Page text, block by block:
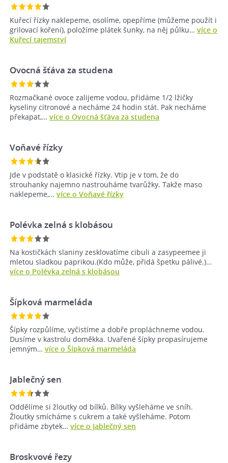
Kuřecí řízky naklepeme, osolíme, opepříme (můžeme použít i
grilovací koření), položíme plátek šunky, na něj půlku… více o
Kuřecí tajemství
Ovocná šťáva za studena
Rozmačkané ovoce zalijeme vodou, přidáme 1/2 lžičky
kyseliny citronové a necháme 24 hodin stát. Pak necháme
překapat,… více o Ovocná šťáva za studena
Voňavé řízky
Jde v podstatě o klasické řízky. Vtip je v tom, že do
strouhanky najemno nastrouháme tvarůžky. Takže maso
naklepeme,… více o Voňavé řízky
Polévka zelná s klobásou
Na kostičkách slaniny zesklovatíme cibuli a zasypeemee ji
mletou sladkou paprikou.(Kdo může, přidá špetku pálivé.)…
více o Polévka zelná s klobásou
Šípková marmeláda
Šípky rozpůlíme, vyčistíme a dobře propláchneme vodou.
Dusíme v kastrolu doměkka. Uvařené šípky propasírujeme
jemným… více o Šípková marmeláda
Jablečný sen
Oddělíme si žloutky od bílků. Bílky vyšleháme ve sníh.
Žloutky smícháme s cukrem a také vyšleháme. Potom
přidáme zbytek… více o Jablečný sen
Broskvové řezy